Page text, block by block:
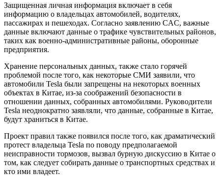
Защищенная личная информация включает в себя
информацию о владельцах автомобилей, водителях,
пассажирах и пешеходах. Согласно заявлению CAC, важные
данные включают данные о трафике чувствительных районов,
таких как военно-административные районы, оборонные
предприятия.
Хранение персональных данных, также стало горячей
проблемой после того, как некоторые СМИ заявили, что
автомобили Tesla были запрещены на некоторых военных
объектах в Китае, из-за соображений безопасности в
отношении данных, собранных автомобилями. Руководители
Tesla неоднократно заявляли, что данные, собранные в Китае,
будут храниться в Китае.
Проект правил также появился после того, как драматический
протест владельца Tesla по поводу предполагаемой
неисправности тормозов, вызвал бурную дискуссию в Китае о
том, как следует собирать данные о транспортных средствах и
кто ими владеет.